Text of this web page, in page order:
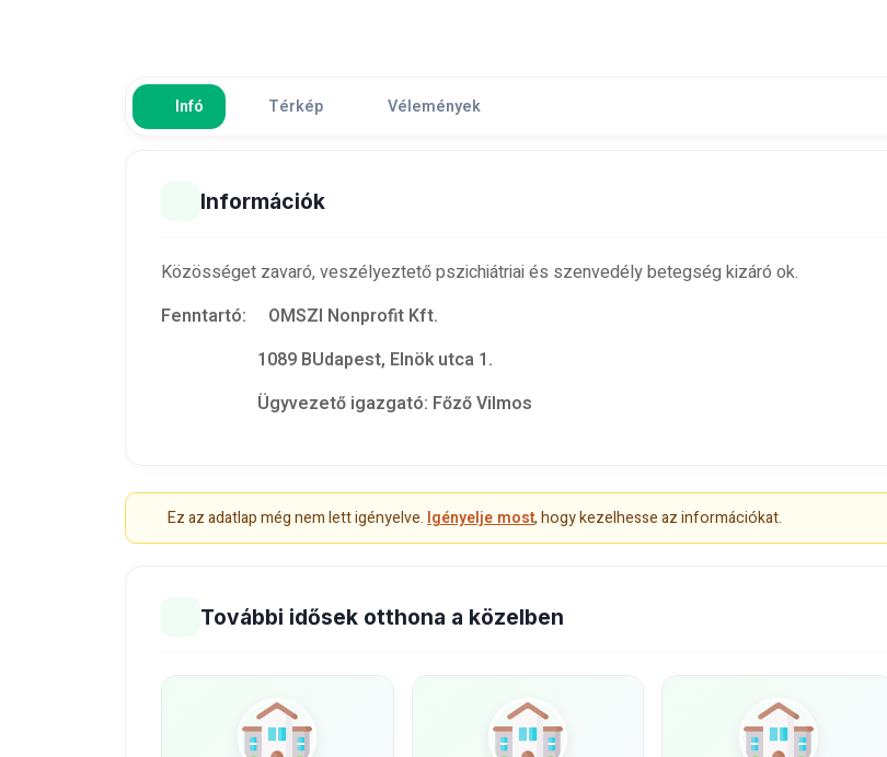
Infó Térkép Vélemények
Információk
Közösséget zavaró, veszélyeztető pszichiátriai és szenvedély betegség kizáró ok.
Fenntartó: OMSZI Nonprofit Kft.
1089 BUdapest, Elnök utca 1.
Ügyvezető igazgató: Főző Vilmos
Ez az adatlap még nem lett igényelve. Igényelje most, hogy kezelhesse az információkat.
További idősek otthona a közelben